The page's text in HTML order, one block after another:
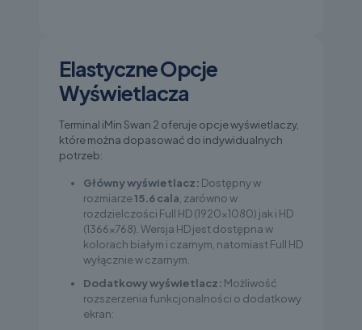
Elastyczne Opcje
Wyświetlacza
Terminal iMin Swan 2 oferuje opcje wyświetlaczy,
które można dopasować do indywidualnych
potrzeb:
Główny wyświetlacz: Dostępny w
rozmiarze15.6 cala, zarówno w
rozdzielczości Full HD (1920×1080) jak i HD
(1366×768). Wersja HD jest dostępna w
kolorach białym i czarnym, natomiast Full HD
wyłącznie w czarnym.
Dodatkowy wyświetlacz: Możliwość
rozszerzenia funkcjonalności o dodatkowy
ekran: